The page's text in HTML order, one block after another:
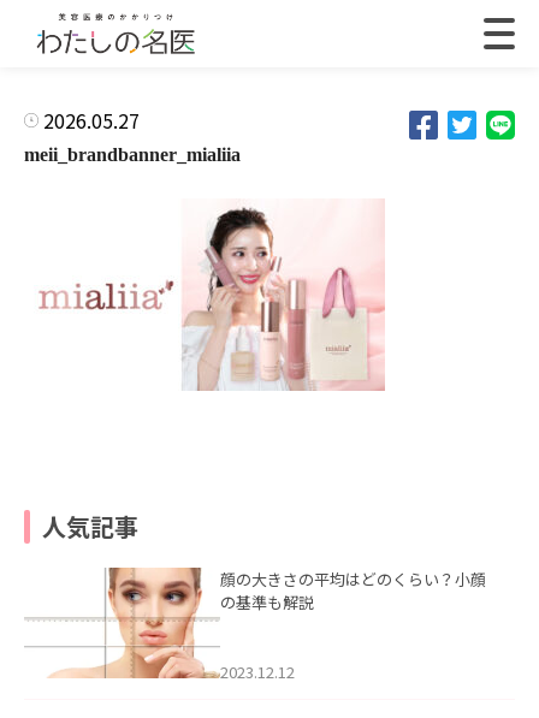
2026.05.27
meii_brandbanner_mialiia
人気記事
顔の大きさの平均はどのくらい？小顔
の基準も解説
2023.12.12